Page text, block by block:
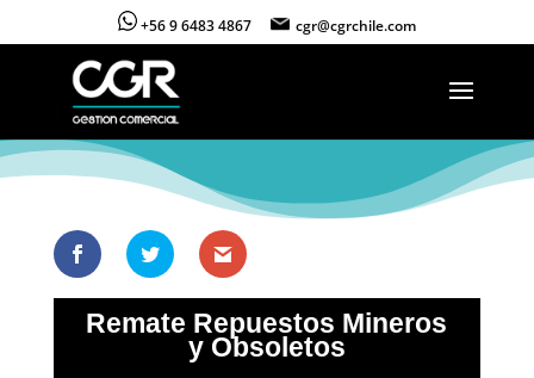
+56 9 6483 4867 cgr@cgrchile.com
Remate Repuestos Mineros
y Obsoletos